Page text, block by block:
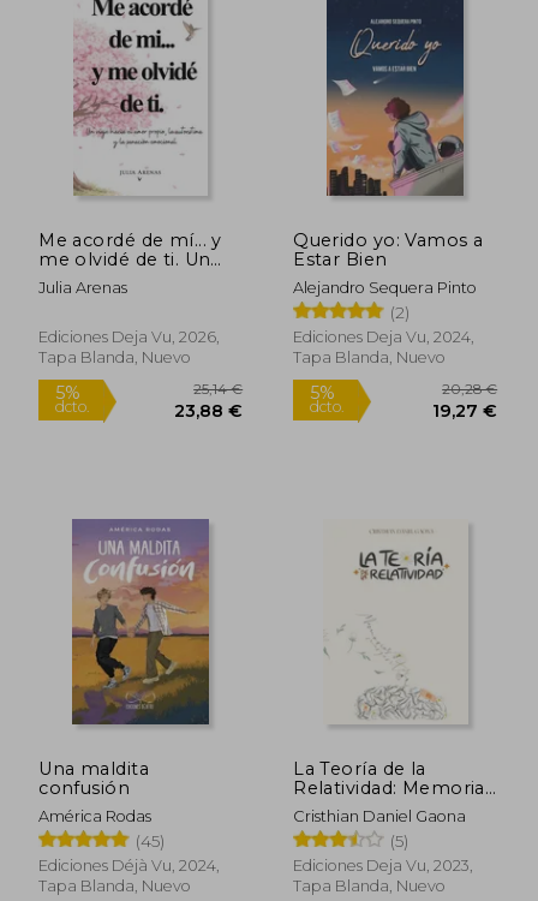
Rápido
Me acordé de mí... y
me olvidé de ti. Un
viaje hacia el amor
propio, la autoestima
emocional
Julia Arenas
Ediciones Deja Vu, 2026,
Tapa Blanda, Nuevo
Querido yo: Vamos a
Estar Bien
Alejandro Sequera Pinto
(2)
Ediciones Deja Vu, 2024,
Tapa Blanda, Nuevo
Una maldita
confusión
América Rodas
(45)
Ediciones Déjà Vu, 2024,
Tapa Blanda, Nuevo
La Teoría de la
Relatividad: Memorias
& Margaritas
Cristhian Daniel Gaona
(5)
Ediciones Deja Vu, 2023,
Tapa Blanda, Nuevo